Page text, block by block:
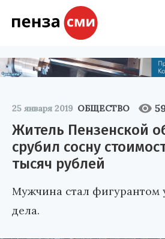
25 января 2019 ОБЩЕСТВО
Житель Пензенской
срубил сосну
тысяч рублей
Мужчина стал фигурантом
дела.